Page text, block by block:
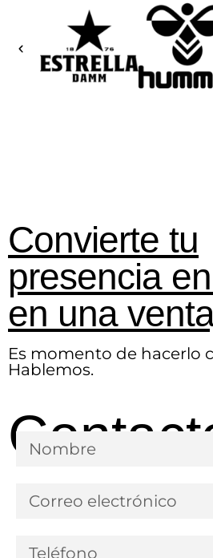
Convierte tu
presencia
en una
Es momento de hacerlo
Hablemos.